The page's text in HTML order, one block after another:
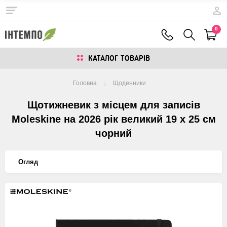
0
КАТАЛОГ ТОВАРIВ
Головна Щоденники
Щотижневик з місцем для записів
Moleskine на 2026 рік великий 19 х 25 см
чорний
Огляд
Изображения